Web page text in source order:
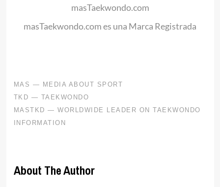
masTaekwondo.com
masTaekwondo.com es una Marca Registrada
About The Author